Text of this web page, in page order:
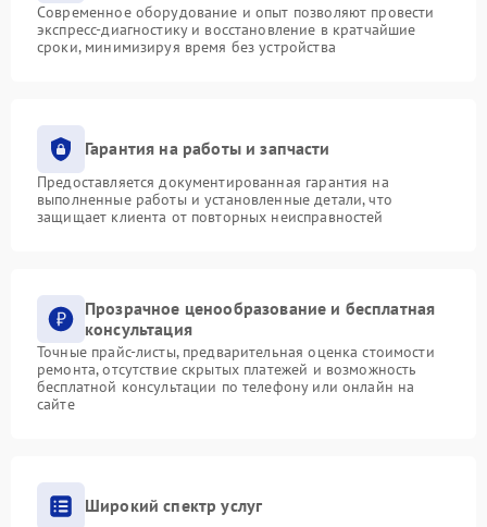
Современное оборудование и опыт позволяют провести
экспресс-диагностику и восстановление в кратчайшие
сроки, минимизируя время без устройства
Гарантия на работы и запчасти
Предоставляется документированная гарантия на
выполненные работы и установленные детали, что
защищает клиента от повторных неисправностей
Прозрачное ценообразование и бесплатная
консультация
Точные прайс-листы, предварительная оценка стоимости
ремонта, отсутствие скрытых платежей и возможность
бесплатной консультации по телефону или онлайн на
сайте
Широкий спектр услуг